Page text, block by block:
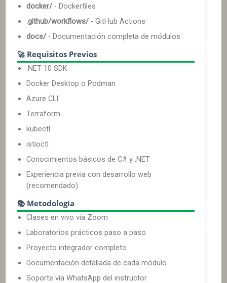
docker/ - Dockerfiles
.github/workflows/ - GitHub Actions
docs/ - Documentación completa de módulos
🚀 Requisitos Previos
.NET 10 SDK
Docker Desktop o Podman
Azure CLI
Terraform
kubectl
istioctl
Conocimientos básicos de C# y .NET
Experiencia previa con desarrollo web
(recomendado)
📚 Metodología
Clases en vivo vía Zoom
Laboratorios prácticos paso a paso
Proyecto integrador completo
Documentación detallada de cada módulo
Soporte vía WhatsApp del instructor